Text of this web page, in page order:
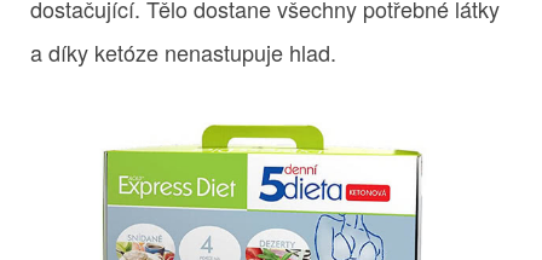
dostačující. Tělo dostane všechny potřebné látky
a díky ketóze nenastupuje hlad.